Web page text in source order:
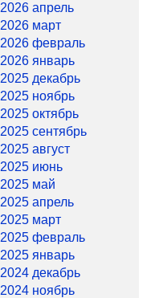
2026 апрель
2026 март
2026 февраль
2026 январь
2025 декабрь
2025 ноябрь
2025 октябрь
2025 сентябрь
2025 август
2025 июнь
2025 май
2025 апрель
2025 март
2025 февраль
2025 январь
2024 декабрь
2024 ноябрь